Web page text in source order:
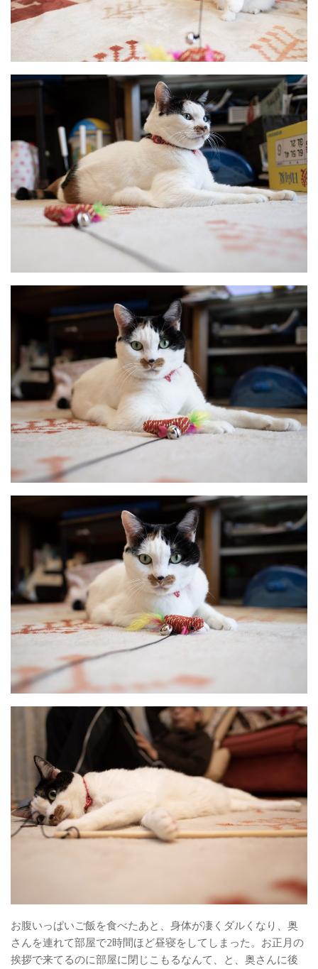
お腹いっぱいご飯を食べたあと、身体が凄くダルくなり、奥
さんを連れて部屋で2時間ほど昼寝をしてしまった。お正月の
挨拶で来てるのに部屋に閉じこもるなんて、と、奥さんに後